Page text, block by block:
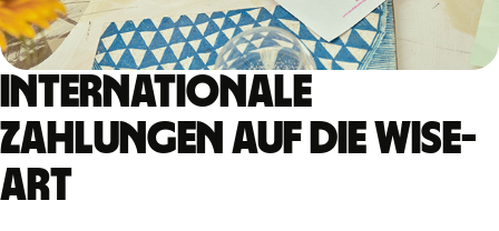
Internationale
Zahlungen auf die Wise-
Art